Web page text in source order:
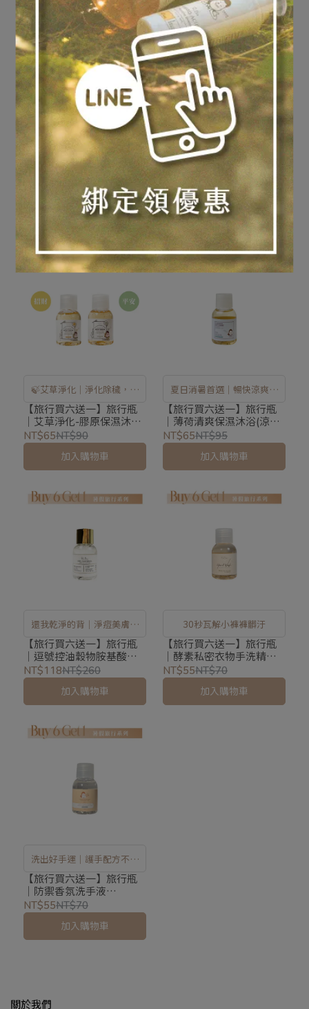
痘肌不來｜溫和保濕
【旅行買六送一】旅行瓶
｜穀物胺基酸洗面乳_10ml
NT$260
加入購物車
🍃艾草淨化｜淨化除穢，吉
【旅行買六送一】旅行瓶
｜艾草淨化-0%矽靈膠原
蛋白洗髮精_45ml（期間限
定）
NT$65NT$90
加入購物車
🍃艾草淨化｜淨化除穢，吉
祥平安
【旅行買六送一】旅行瓶
｜艾草淨化-膠原保濕沐浴
露_45ml（期間限定）
NT$65NT$90
加入購物車
夏日消暑首選｜暢快涼爽｜
保濕不滑膩
【旅行買六送一】旅行瓶
｜薄荷清爽保濕沐浴(涼
感)_45ml
NT$65NT$95
加入購物車
還我乾淨的背｜淨痘美膚｜
保濕控油｜
【旅行買六送一】旅行瓶
｜逗號控油穀物胺基酸沐
浴露_45ml
NT$118NT$260
加入購物車
30秒瓦解小褲褲髒汙
【旅行買六送一】旅行瓶
｜酵素私密衣物手洗精
_45ml
NT$55NT$70
加入購物車
洗出好手運｜護手配方不乾
澀
【旅行買六送一】旅行瓶
｜防禦香氛洗手液
_45mlX1
NT$55NT$70
加入購物車
關於我們